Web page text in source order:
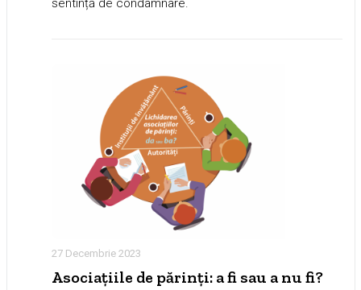
sentință de condamnare.
27 Decembrie 2023
Asociațiile de părinți: a fi sau a nu fi?